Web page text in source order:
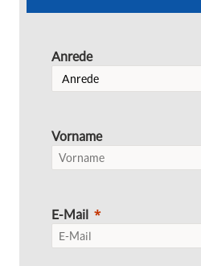
Anrede
Vorname
E-Mail